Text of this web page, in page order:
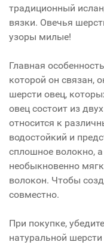
традиционный
вязки. Овечья
узоры милые!
Главная
которой он связан,
шерсти овец,
овец состоит из
относится к
водостойкий и
сплошное волокно,
необыкновенно
волокон. Чтобы
совместно.
При покупке,
натуральной